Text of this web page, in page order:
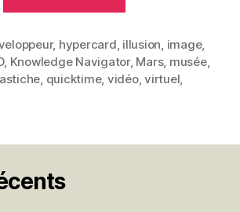
, hypercard illusion image,
, Knowledge Navigator, Mars, musée,
quicktime, vidéo,virtuel